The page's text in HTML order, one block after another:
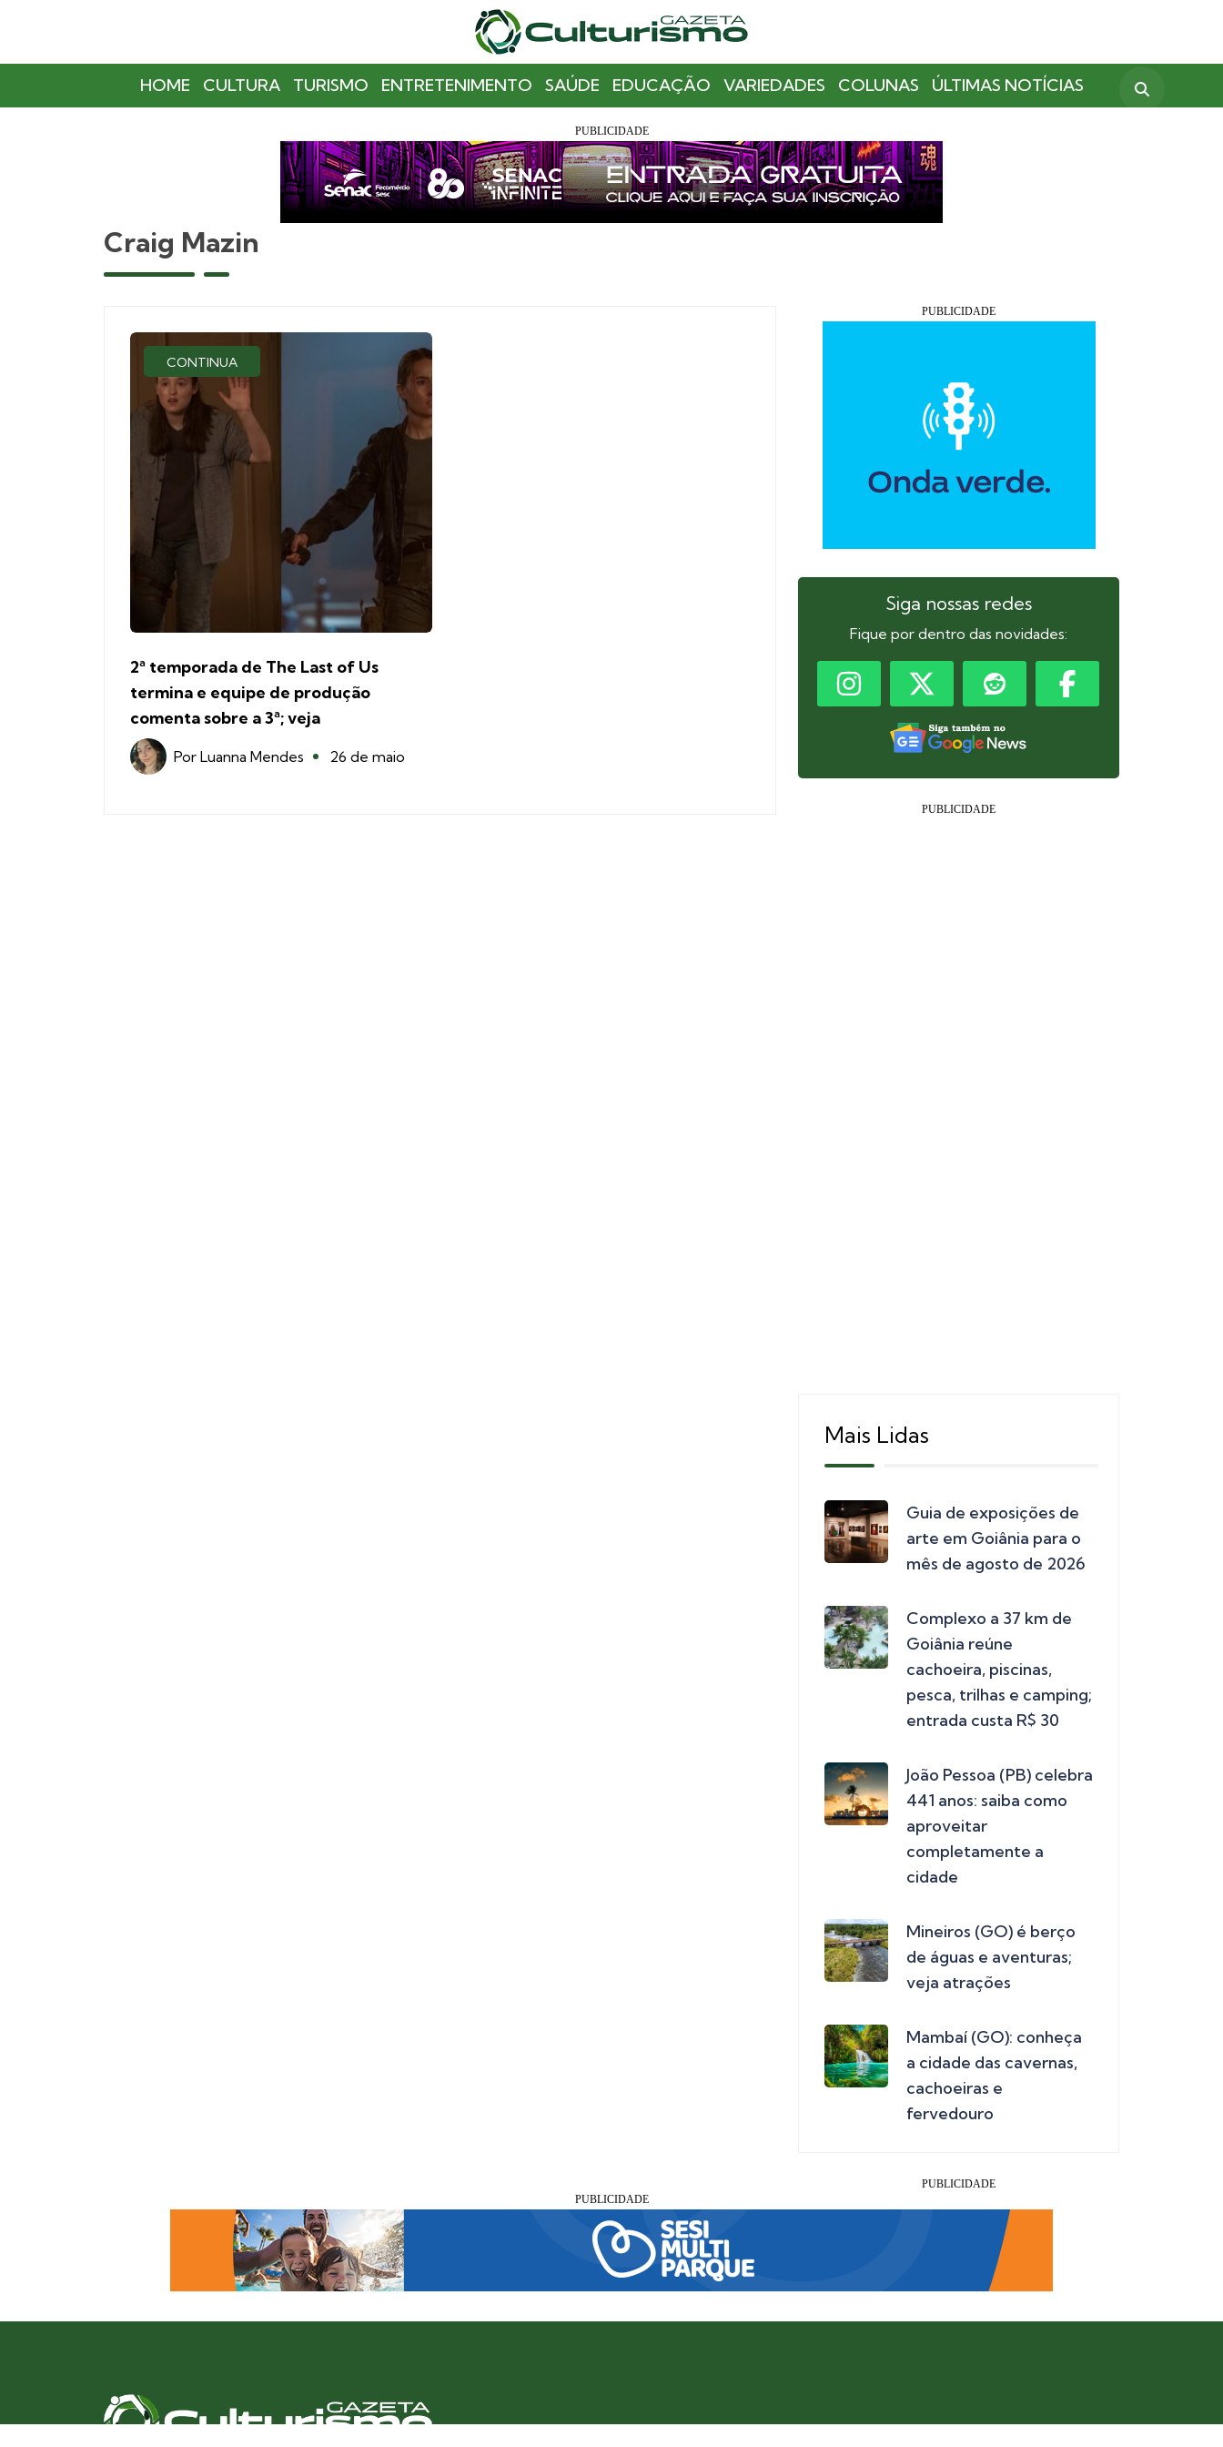
HOME CULTURA TURISMO ENTRETENIMENTO SAÚDE EDUCAÇÃO VARIEDADES COLUNAS ÚLTIMAS NOTÍCIAS
Craig Mazin
CONTINUA
2ª temporada de The Last of Us
termina e equipe de produção
comenta sobre a 3ª; veja
Por Luanna Mendes 26 de maio
Siga nossas redes
Fique por dentro das novidades:
Mais Lidas
Guia de exposições de
arte em Goiânia para o
mês de agosto de 2026
Complexo a 37 km de
Goiânia reúne
cachoeira, piscinas,
pesca, trilhas e camping;
entrada custa R$ 30
João Pessoa (PB) celebra
441 anos: saiba como
aproveitar
completamente a
cidade
Mineiros (GO) é berço
de águas e aventuras;
veja atrações
Mambaí (GO): conheça
a cidade das cavernas,
cachoeiras e
fervedouro